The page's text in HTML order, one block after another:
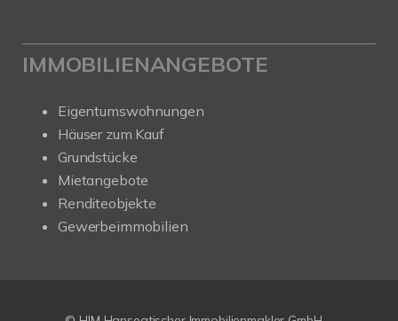
IMMOBILIENANGEBOTE
Eigentumswohnungen
Häuser zum Kauf
Grundstücke
Mietangebote
Renditeobjekte
Gewerbeimmobilien